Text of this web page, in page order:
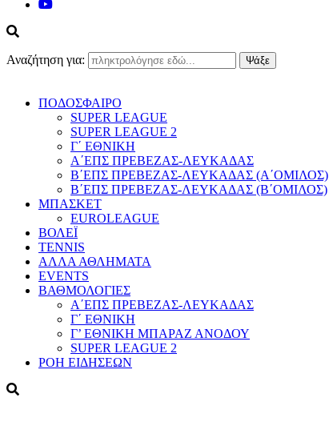
Αναζήτηση για:
ΠΟΔΟΣΦΑΙΡΟ
SUPER LEAGUE
SUPER LEAGUE 2
Γ΄ ΕΘΝΙΚΗ
Α΄ΕΠΣ ΠΡΕΒΕΖΑΣ-ΛΕΥΚΑΔΑΣ
Β΄ΕΠΣ ΠΡΕΒΕΖΑΣ-ΛΕΥΚΑΔΑΣ (Α΄ΟΜΙΛΟΣ)
Β΄ΕΠΣ ΠΡΕΒΕΖΑΣ-ΛΕΥΚΑΔΑΣ (Β΄ΟΜΙΛΟΣ)
ΜΠΑΣΚΕΤ
EUROLEAGUE
ΒΟΛΕΪ
TENNIS
ΑΛΛΑ ΑΘΛΗΜΑΤΑ
EVENTS
ΒΑΘΜΟΛΟΓΙΕΣ
Α΄ΕΠΣ ΠΡΕΒΕΖΑΣ-ΛΕΥΚΑΔΑΣ
Γ΄ ΕΘΝΙΚΗ
Γ’ ΕΘΝΙΚΗ ΜΠΑΡΑΖ ΑΝΟΔΟΥ
SUPER LEAGUE 2
ΡΟΗ ΕΙΔΗΣΕΩΝ